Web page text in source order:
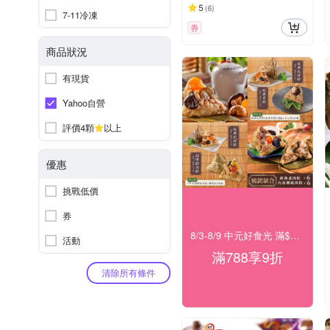
7-11冷凍
商品狀況
有現貨
Yahoo自營
評價4顆
以上
優惠
挑戰低價
券
活動
清除所有條件
5 (6)
券
8/3-8/9 中元好食光 滿$788享9折
滿788享9折